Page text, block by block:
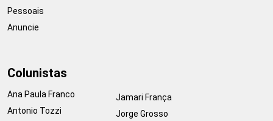
Pessoais
Anuncie
Colunistas
Ana Paula Franco
Antonio Tozzi
Jamari França
Jorge Grosso